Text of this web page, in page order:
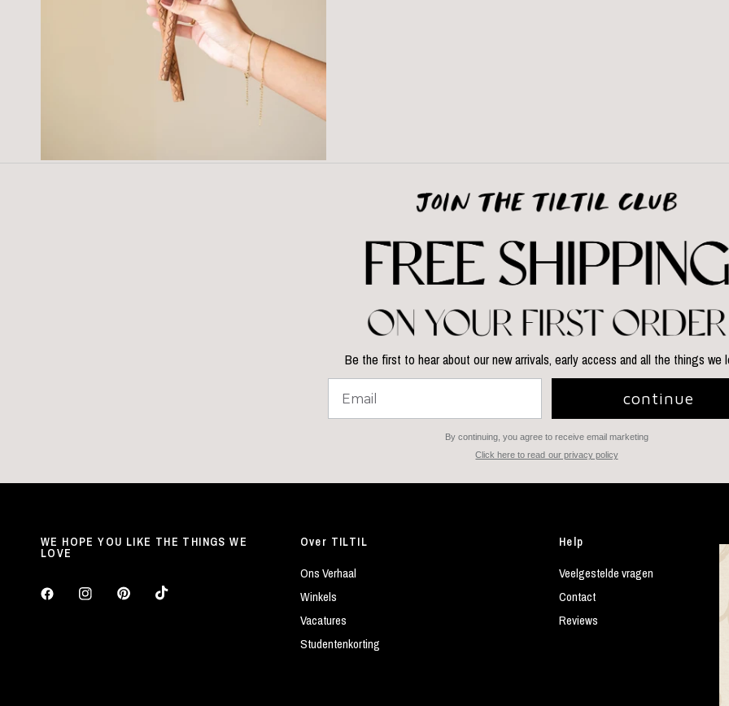
Be the first to hear about our new arrivals, early access and all the things we
continue
By continuing, you agree to receive email marketing
Click here to read our privacy policy
WE HOPE YOU LIKE THE THINGS WE
LOVE
Over TILTIL
Ons Verhaal
Winkels
Vacatures
Studentenkorting
Help
Veelgestelde vragen
Contact
Reviews